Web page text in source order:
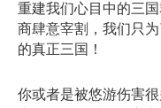
重建我们心目中的三
商肆意宰割，我们只
的真正三国！
你或者是被悠游伤害